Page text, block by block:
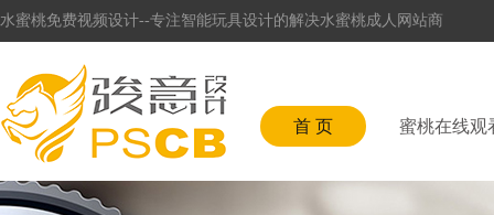
水蜜桃免费视频设计--专注智能玩具设计的解决水蜜桃成人网站商
首 页 蜜桃在线观